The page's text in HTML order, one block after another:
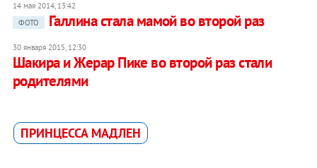
14 мая 2014, 13:42
ФОТО
Галлина стала мамой во второй раз
30 января 2015, 12:30
Шакира и Жерар Пике во второй раз стали
родителями
ПРИНЦЕССА МАДЛЕН